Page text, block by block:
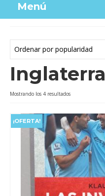
Menú
Actividades
Imágenes
Videos
Tienda
Inglaterra
Mostrando los 4 resultadosOrdenado
popularidad
¡OFERTA!